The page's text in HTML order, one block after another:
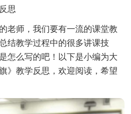
思
师，我们要有一流的课堂教
结教学过程中的很多讲课技
怎么写的吧！以下是小编为大
》教学反思，欢迎阅读，希望